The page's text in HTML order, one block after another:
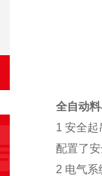
全自动
1 安全起
配置了
2 电气系